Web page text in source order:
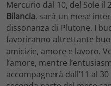
Mercurio dal 10, del Sole il
Bilancia, sarà un mese
dissonanza di Plutone. I
favoriranno altrettante
amicizie, amore e lavoro.
l’amore, mentre
accompagnerà dall’11 al